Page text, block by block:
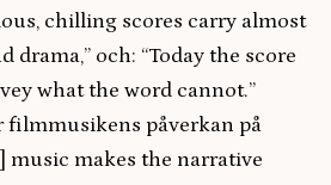
chilling scores carry almost
drama,” och: “Today the score
what the word cannot.”
filmmusikens påverkan på
music makes the narrative